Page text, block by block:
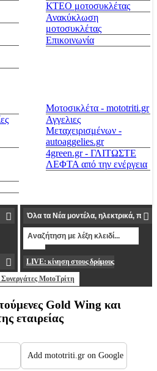
ΚΤΕΟ μοτοσυκλέτας
Ανακύκλωση
μοτοσυκλέτας
Επικοινωνία
Μοτοσικλέτα - mototriti.gr
Αγγελιες
Μεταχειρισμένων -
autoaggelies.gr
4green.gr - ΓΛΙΤΩΣΤΕ
ΛΕΦΤΑ από την ενέργεια
LIVE: κίνηση στους δρόμους
MotoΤρίτη
Gold Wing και
εταιρείας
Add mototriti.gr on Google